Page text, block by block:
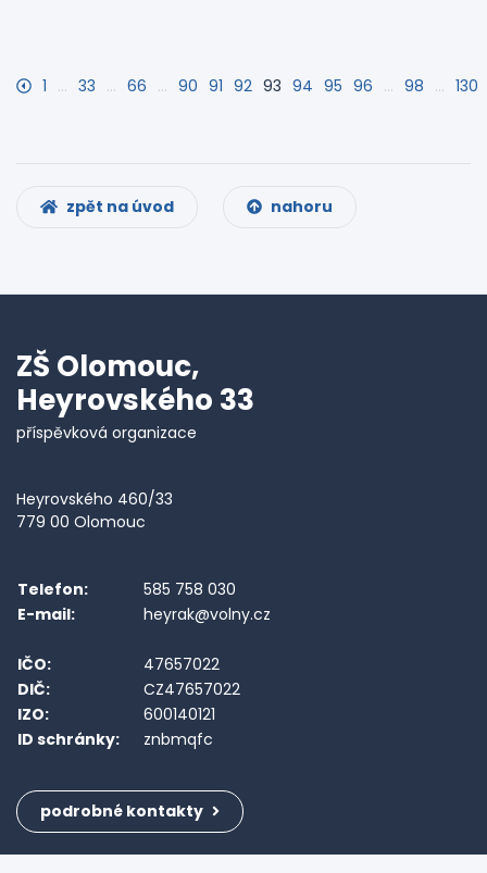
1 … 33 … 66 … 90 91 92 93 94 95 96 … 98 … 130
zpět na úvod nahoru
ZŠ Olomouc,
Heyrovského 33
příspěvková organizace
Heyrovského 460/33
779 00 Olomouc
Telefon:
585 758 030
E-mail:
heyrak@volny.cz
IČO:
47657022
DIČ:
CZ47657022
IZO:
600140121
ID schránky:
znbmqfc
podrobné kontakty